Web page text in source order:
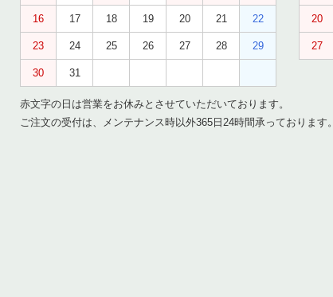
16 17 18 19 20 21 22
23 24 25 26 27 28 29
30 31
20
27
赤文字の日は営業をお休みとさせていただいております。
ご注文の受付は、メンテナンス時以外365日24時間承っております。